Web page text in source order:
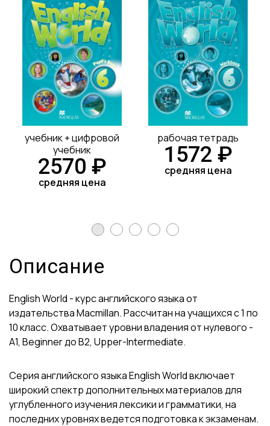
учебник + цифровой
учебник
2570 ₽
средняя цена
рабочая тетрадь
1572 ₽
средняя цена
Описание
English World - курс английского языка от
издательства Macmillan. Рассчитан на учащихся с 1 по
10 класс. Охватывает уровни владения от нулевого -
A1, Beginner до B2, Upper-Intermediate.
Серия английского языка English World включает
широкий спектр дополнительных материалов для
углубленного изучения лексики и грамматики, на
последних уровнях ведется подготовка к экзаменам.